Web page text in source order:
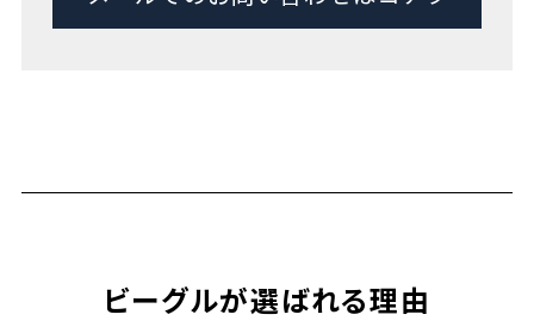
ビーグルが選ばれる理由